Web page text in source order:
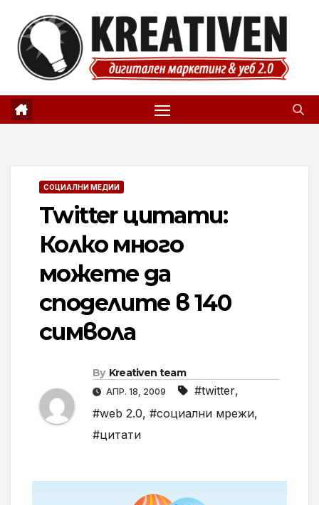
content
СОЦИАЛНИ МЕДИИ
Twitter цитати:
Колко много
можете да
споделите в 140
символа
By Kreativen team
АПР. 18, 2009 #twitter,
#web 2.0, #социални мрежи,
#цитати